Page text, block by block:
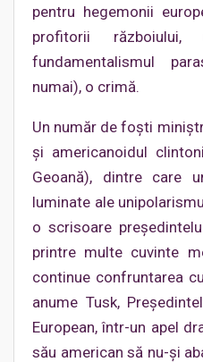
pentru hegemonii
profitorii
fundamentalismul
numai), o crimă.
Un număr de foști
și americanoidul
Geoană), dintre care
luminate ale
o scrisoare
printre multe cuvinte
continue confruntarea
anume Tusk,
European, într-un apel
său american să nu-și